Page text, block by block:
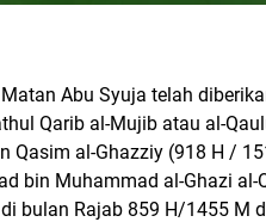
Abu Syuja telah
Qarib al-Mujib atau al-
Qasim al-Ghazziy (918 H /
bin Muhammad al-Ghazi al-
bulan Rajab 859 H/1455 M